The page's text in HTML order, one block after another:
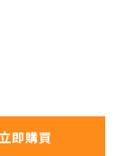
立即購買